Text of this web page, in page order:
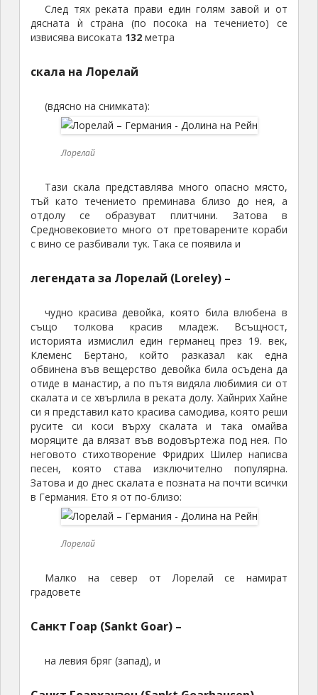
След тях реката прави един голям завой и от
дясната ѝ страна (по посока на течението) се
извисява високата 132 метра
скала на Лорелай
(вдясно на снимката):
Лорелай
Тази скала представлява много опасно място,
тъй като течението преминава близо до нея, а
отдолу се образуват плитчини. Затова в
Средновековието много от претоварените кораби
с вино се разбивали тук. Така се появила и
легендата за Лорелай (Loreley) –
чудно красива девойка, която била влюбена в
също толкова красив младеж. Всъщност,
историята измислил един германец през 19. век,
Клеменс Бертано, който разказал как една
обвинена във вещерство девойка била осъдена да
отиде в манастир, а по пътя видяла любимия си от
скалата и се хвърлила в реката долу. Хайнрих Хайне
си я представил като красива самодива, която реши
русите си коси върху скалата и така омайва
моряците да влязат във водовъртежа под нея. По
неговото стихотворение Фридрих Шилер написва
песен, която става изключително популярна.
Затова и до днес скалата е позната на почти всички
в Германия. Ето я от по-близо:
Лорелай
Малко на север от Лорелай се намират
градовете
Санкт Гоар (Sankt Goar) –
на левия бряг (запад), и